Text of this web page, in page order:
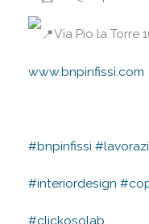
Via Pio la Torre
www.bnpinfissi.com
#bnpinfissi
#interiordesign
#clickosolab